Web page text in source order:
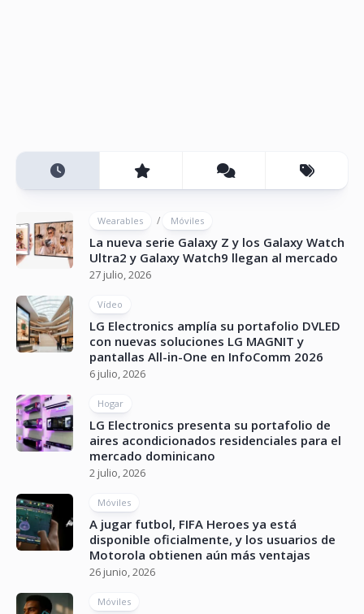
Wearables / Móviles
La nueva serie Galaxy Z y los Galaxy Watch
Ultra2 y Galaxy Watch9 llegan al mercado
27 julio, 2026
Vídeo
LG Electronics amplía su portafolio DVLED
con nuevas soluciones LG MAGNIT y
pantallas All-in-One en InfoComm 2026
6 julio, 2026
Hogar
LG Electronics presenta su portafolio de
aires acondicionados residenciales para el
mercado dominicano
2 julio, 2026
Móviles
A jugar futbol, FIFA Heroes ya está
disponible oficialmente, y los usuarios de
Motorola obtienen aún más ventajas
26 junio, 2026
Móviles